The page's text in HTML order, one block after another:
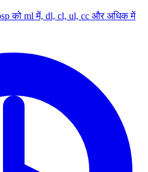
को ml में, dl, cl, ul, cc और अधिक में